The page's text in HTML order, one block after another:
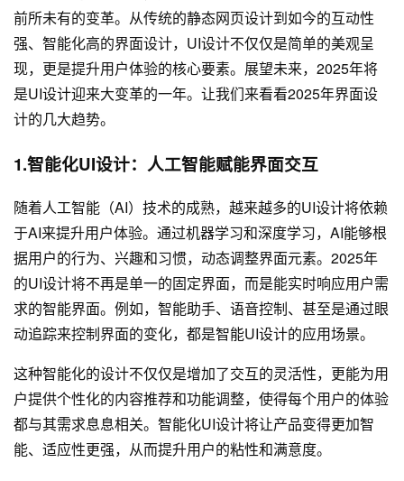
前所未有的变革。从传统的静态网页设计到如今的互动性
强、智能化高的界面设计，UI设计不仅仅是简单的美观呈
现，更是提升用户体验的核心要素。展望未来，2025年将
是UI设计迎来大变革的一年。让我们来看看2025年界面设
计的几大趋势。
1.智能化UI设计：人工智能赋能界面交互
随着人工智能（AI）技术的成熟，越来越多的UI设计将依赖
于AI来提升用户体验。通过机器学习和深度学习，AI能够根
据用户的行为、兴趣和习惯，动态调整界面元素。2025年
的UI设计将不再是单一的固定界面，而是能实时响应用户需
求的智能界面。例如，智能助手、语音控制、甚至是通过眼
动追踪来控制界面的变化，都是智能UI设计的应用场景。
这种智能化的设计不仅仅是增加了交互的灵活性，更能为用
户提供个性化的内容推荐和功能调整，使得每个用户的体验
都与其需求息息相关。智能化UI设计将让产品变得更加智
能、适应性更强，从而提升用户的粘性和满意度。